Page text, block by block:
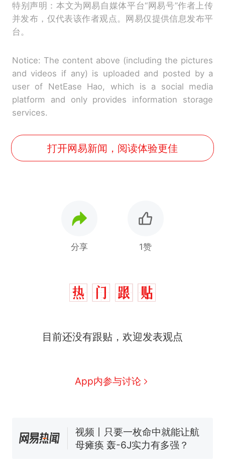
特别声明：本文为网易自媒体平台“网易号”作者上传
并发布，仅代表该作者观点。网易仅提供信息发布平
台。
Notice: The content above (including the pictures
and videos if any) is uploaded and posted by a
user of NetEase Hao, which is a social media
platform and only provides information storage
services.
打开网易新闻，阅读体验更佳
分享 1赞
目前还没有跟贴，欢迎发表观点
App内参与讨论
热
十多万人报名的考试，成绩
家，刚改国名，总统就邀请中
浙江人戒备 "白海豚"已创我国
纪录 带来严重影响
大雨将至一家老小6分钟抢收完
1千斤稻谷